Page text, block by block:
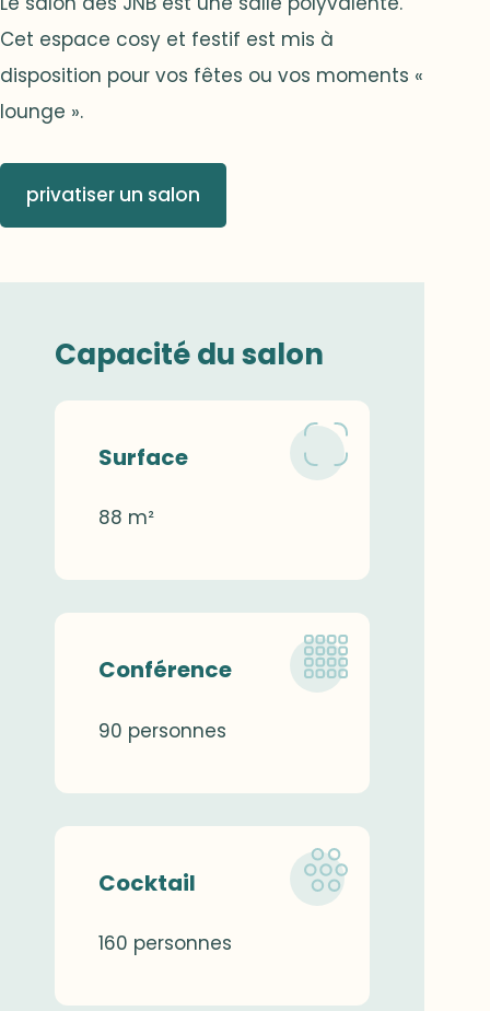
Cet espace cosy et festif est mis à
disposition pour vos fêtes ou vos moments «
lounge ».
privatiser un salon
Capacité du salon
Surface
88 m²
Conférence
90 personnes
Cocktail
160 personnes